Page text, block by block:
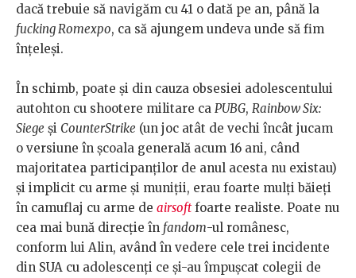
dacă trebuie să navigăm cu 41 o dată pe an, până la
fucking Romexpo, ca să ajungem undeva unde să fim
înțeleși.
În schimb, poate și din cauza obsesiei adolescentului
autohton cu shootere militare ca PUBG, Rainbow Six:
Siege și CounterStrike (un joc atât de vechi încât jucam
o versiune în școala generală acum 16 ani, când
majoritatea participanților de anul acesta nu existau)
și implicit cu arme și muniții, erau foarte mulți băieți
în camuflaj cu arme de airsoftfoarte realiste. Poate nu
cea mai bună direcție în fandom-ul românesc,
conform lui Alin, având în vedere cele trei incidente
din SUA cu adolescenți ce și-au împușcat colegii de